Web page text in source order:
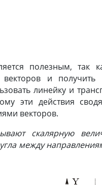
полезным,
и получить
линейку и
эти действия
векторов.
скалярную
между